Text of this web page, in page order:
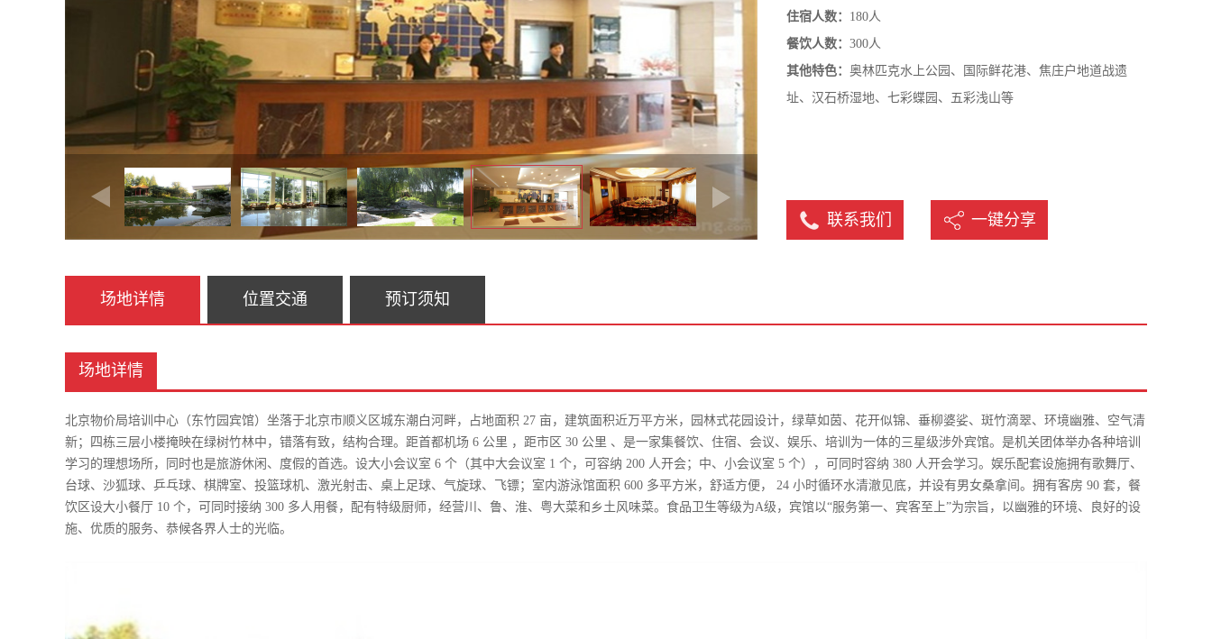
住宿人数： 180人
餐饮人数： 300人
其他特色： 奥林匹克水上公园、国际鲜花港、焦庄户地道战遗
址、汉石桥湿地、七彩蝶园、五彩浅山等
联系我们 一键分享
场地详情 位置交通 预订须知
场地详情
北京物价局培训中心（东竹园宾馆）坐落于北京市顺义区城东潮白河畔，占地面积 27 亩，建筑面积近万平方米，园林式花园设计，绿草如茵、花开似锦、垂柳婆娑、斑竹滴翠、环境幽雅、空气清
新；四栋三层小楼掩映在绿树竹林中，错落有致，结构合理。距首都机场 6 公里 ，距市区 30 公里 、是一家集餐饮、住宿、会议、娱乐、培训为一体的三星级涉外宾馆。是机关团体举办各种培训
学习的理想场所，同时也是旅游休闲、度假的首选。设大小会议室 6 个（其中大会议室 1 个，可容纳 200 人开会；中、小会议室 5 个），可同时容纳 380 人开会学习。娱乐配套设施拥有歌舞厅、
台球、沙狐球、乒乓球、棋牌室、投篮球机、激光射击、桌上足球、气旋球、飞镖；室内游泳馆面积 600 多平方米，舒适方便， 24 小时循环水清澈见底，并设有男女桑拿间。拥有客房 90 套，餐
饮区设大小餐厅 10 个，可同时接纳 300 多人用餐，配有特级厨师，经营川、鲁、淮、粤大菜和乡土风味菜。食品卫生等级为A级，宾馆以“服务第一、宾客至上”为宗旨，以幽雅的环境、良好的设
施、优质的服务、恭候各界人士的光临。